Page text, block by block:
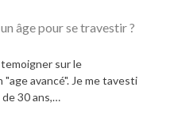
âge pour se travestir ?
sur le
avancé". Je me tavesti
30 ans,…